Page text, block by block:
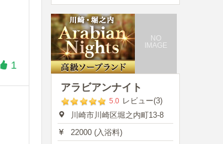
1
NO
IMAGE
アラビアンナイト
5.0 レビュー(3)
川崎市川崎区堀之内町13-8
22000 (入浴料)